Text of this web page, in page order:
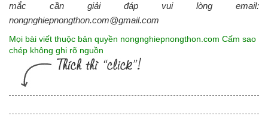
mắc cần giải đáp vui lòng email:
nongnghiepnongthon.com@gmail.com
Mọi bài viết thuộc bản quyền nongnghiepnongthon.com Cấm sao
chép không ghi rõ nguồn